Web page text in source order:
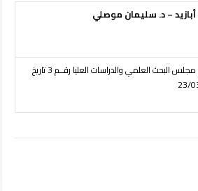
أبازيد – د. سليمان موصلي
اجتمــاع مجلس البحث العلمي والدراسات العليا رقــم 3 تاريخ
23/